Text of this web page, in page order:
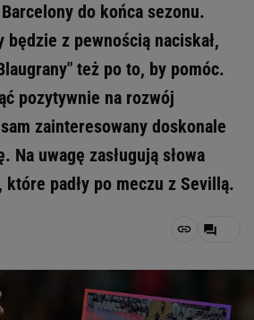
do końca sezonu.
będzie z pewnością naciskał,
też po to, by pomóc.
pozytywnie na rozwój
zainteresowany doskonale
Na uwagę zasługują słowa
które padły po meczu z Sevillą.